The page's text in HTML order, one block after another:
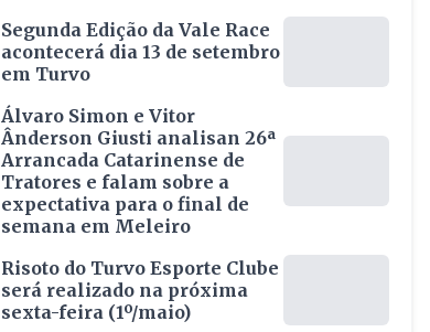
Segunda Edição da Vale Race
acontecerá dia 13 de setembro
em Turvo
Álvaro Simon e Vitor
Ânderson Giusti analisan 26ª
Arrancada Catarinense de
Tratores e falam sobre a
expectativa para o final de
semana em Meleiro
Risoto do Turvo Esporte Clube
será realizado na próxima
sexta-feira (1º/maio)